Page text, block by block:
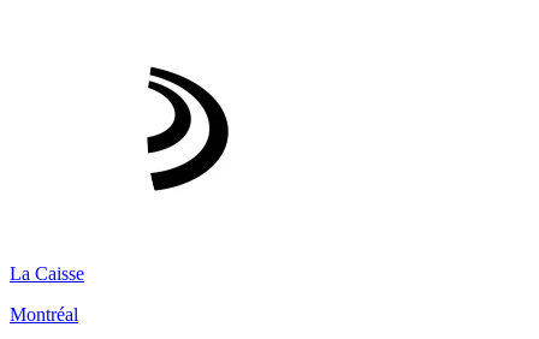
La Caisse
Montréal